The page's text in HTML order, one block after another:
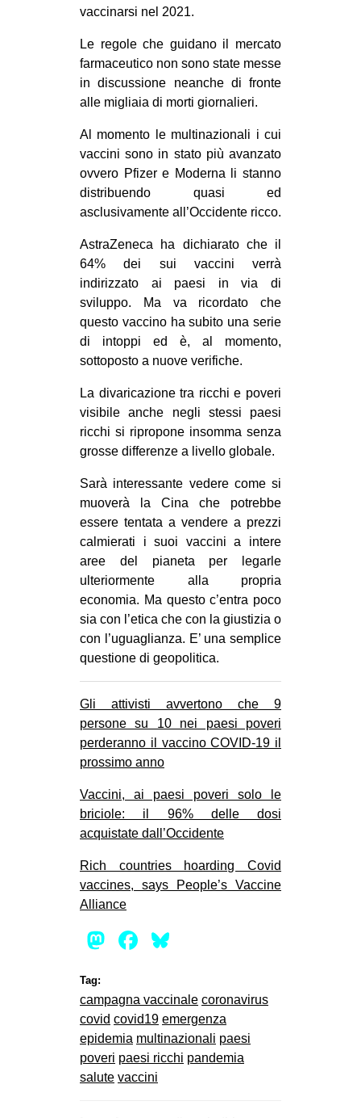
vaccinarsi nel 2021.
Le regole che guidano il mercato
farmaceutico non sono state messe
in discussione neanche di fronte
alle migliaia di morti giornalieri.
Al momento le multinazionali i cui
vaccini sono in stato più avanzato
ovvero Pfizer e Moderna li stanno
distribuendo quasi ed
asclusivamente all’Occidente ricco.
AstraZeneca ha dichiarato che il
64% dei sui vaccini verrà
indirizzato ai paesi in via di
sviluppo. Ma va ricordato che
questo vaccino ha subito una serie
di intoppi ed è, al momento,
sottoposto a nuove verifiche.
La divaricazione tra ricchi e poveri
visibile anche negli stessi paesi
ricchi si ripropone insomma senza
grosse differenze a livello globale.
Sarà interessante vedere come si
muoverà la Cina che potrebbe
essere tentata a vendere a prezzi
calmierati i suoi vaccini a intere
aree del pianeta per legarle
ulteriormente alla propria
economia. Ma questo c’entra poco
sia con l’etica che con la giustizia o
con l’uguaglianza. E’ una semplice
questione di geopolitica.
Gli attivisti avvertono che 9
persone su 10 nei paesi poveri
perderanno il vaccino COVID-19 il
prossimo anno
Vaccini, ai paesi poveri solo le
briciole: il 96% delle dosi
acquistate dall’Occidente
Rich countries hoarding Covid
vaccines, says People’s Vaccine
Alliance
Mastodon
Facebook
Tag:
campagna vaccinale coronavirus
covid covid19 emergenza
epidemia multinazionali paesi
poveri paesi ricchi pandemia
salute vaccini